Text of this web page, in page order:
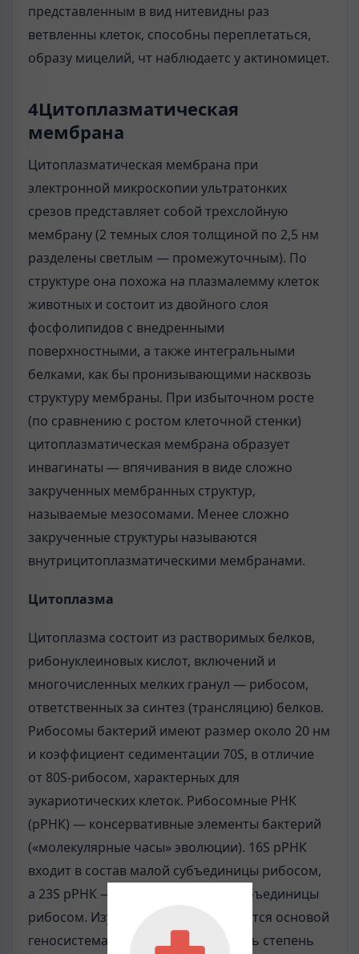
представленным в вид нитевидны раз
ветвленны клеток, способны переплетаться,
образу мицелий, чт наблюдаетс у актиномицет.
4Цитоплазматическая
мембрана
Цитоплазматическая мембрана при
электронной микроскопии ультратонких
срезов представляет собой трехслойную
мембрану (2 темных слоя толщиной по 2,5 нм
разделены светлым — промежуточным). По
структуре она похожа на плазмалемму клеток
животных и состоит из двойного слоя
фосфолипидов с внедренными
поверхностными, а также интегральными
белками, как бы пронизывающими насквозь
структуру мембраны. При избыточном росте
(по сравнению с ростом клеточной стенки)
цитоплазматическая мембрана образует
инвагинаты — впячивания в виде сложно
закрученных мембранных структур,
называемые мезосомами. Менее сложно
закрученные структуры называются
внутрицитоплазматическими мембранами.
Цитоплазма
Цитоплазма состоит из растворимых белков,
рибонуклеиновых кислот, включений и
многочисленных мелких гранул — рибосом,
ответственных за синтез (трансляцию) белков.
Рибосомы бактерий имеют размер около 20 нм
и коэффициент седиментации 70S, в отличие
от 80S-рибосом, характерных для
эукариотических клеток. Рибосомные РНК
(рРНК) — консервативные элементы бактерий
(«молекулярные часы» эволюции). 16S рРНК
входит в состав малой субъединицы рибосом,
а 23S рРНК — в состав большой субъединицы
рибосом. Изучение 16S рРНК является основой
геносистематики, позволяя оценить степень